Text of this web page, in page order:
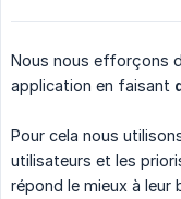
Nous nous efforçons
application en faisant
Pour cela nous
utilisateurs et les
répond le mieux à leur